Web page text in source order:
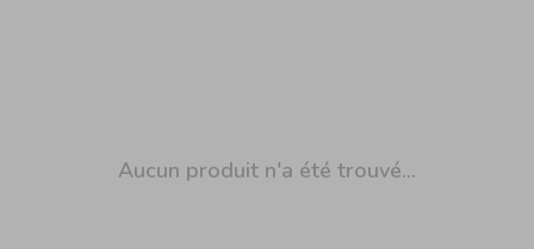
Aucun produit n'a été trouvé...